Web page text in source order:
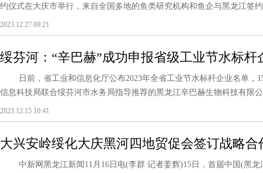
约仪式在大庆市举行，来自全国多地的鱼类研究机构和鱼企与黑龙江签
2023.12.27 09:21
绥芬河：“辛巴赫”成功申报省级工业节水标杆
日前，省工业和信息化厅公布2023年全省工业节水标杆企业名单，
信息科技局联合绥芬河市水务局指导推荐的黑龙江辛巴赫生物科技有限
2023.12.15 10:41
大兴安岭绥化大庆黑河四地贸促会签订战略合
中新网黑龙江新闻11月16日电(李群 记者姜辉)15日，首届中国(黑龙